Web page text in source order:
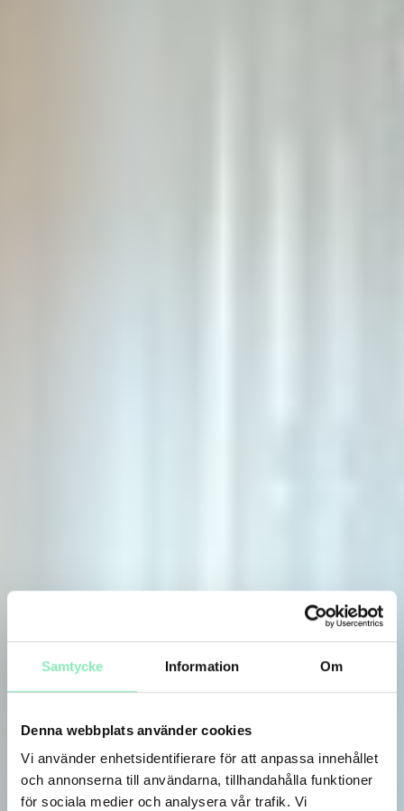
Samtycke Information Om
Denna webbplats använder cookies
Vi använder enhetsidentifierare för att anpassa innehållet
och annonserna till användarna, tillhandahålla funktioner
för sociala medier och analysera vår trafik. Vi